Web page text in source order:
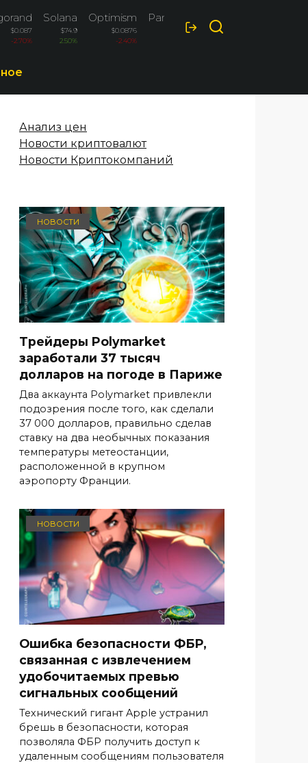
$0.087
-2.70%
Solana
$74.9
2.50%
Optimism
$0.0876
-2.40%
PancakeSwap
$1.42
Анализ цен
Новости криптовалют
Новости Криптокомпаний
НОВОСТИ
Трейдеры Polymarket
заработали 37 тысяч
долларов на погоде в Париже
Два аккаунта Polymarket привлекли
подозрения после того, как сделали
37 000 долларов, правильно сделав
ставку на два необычных показания
температуры метеостанции,
расположенной в крупном
аэропорту Франции.
НОВОСТИ
Ошибка безопасности ФБР,
связанная с извлечением
удобочитаемых превью
сигнальных сообщений
Технический гигант Apple устранил
брешь в безопасности, которая
позволяла ФБР получить доступ к
удаленным сообщениям пользователя